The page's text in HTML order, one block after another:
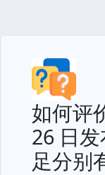
如何评
26 日
足分别